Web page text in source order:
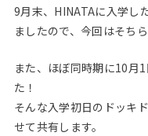
9月末、HINATAに入学し
ましたので、今回はそち
また、ほぼ同時期に10月
た！
そんな入学初日のドッキ
せて共有します。